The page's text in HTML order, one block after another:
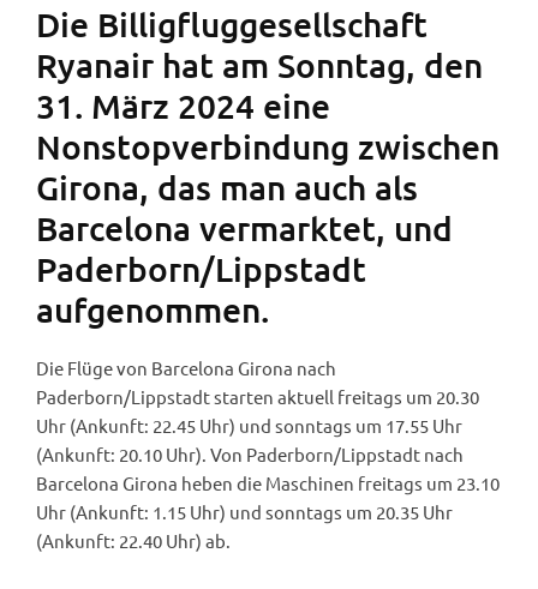
Die Billigfluggesellschaft
Ryanair hat am Sonntag, den
31. März 2024 eine
Nonstopverbindung zwischen
Girona, das man auch als
Barcelona vermarktet, und
Paderborn/Lippstadt
aufgenommen.
Die Flüge von Barcelona Girona nach
Paderborn/Lippstadt starten aktuell freitags um 20.30
Uhr (Ankunft: 22.45 Uhr) und sonntags um 17.55 Uhr
(Ankunft: 20.10 Uhr). Von Paderborn/Lippstadt nach
Barcelona Girona heben die Maschinen freitags um 23.10
Uhr (Ankunft: 1.15 Uhr) und sonntags um 20.35 Uhr
(Ankunft: 22.40 Uhr) ab.